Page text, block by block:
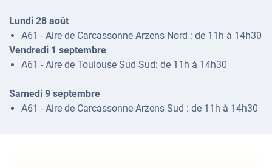
Lundi 28 août
A61 - Aire de Carcassonne Arzens Nord : de 11h à 14h30
Vendredi 1 septembre
A61 - Aire de Toulouse Sud Sud: de 11h à 14h30
Samedi 9 septembre
A61 - Aire de Carcassonne Arzens Sud : de 11h à 14h30